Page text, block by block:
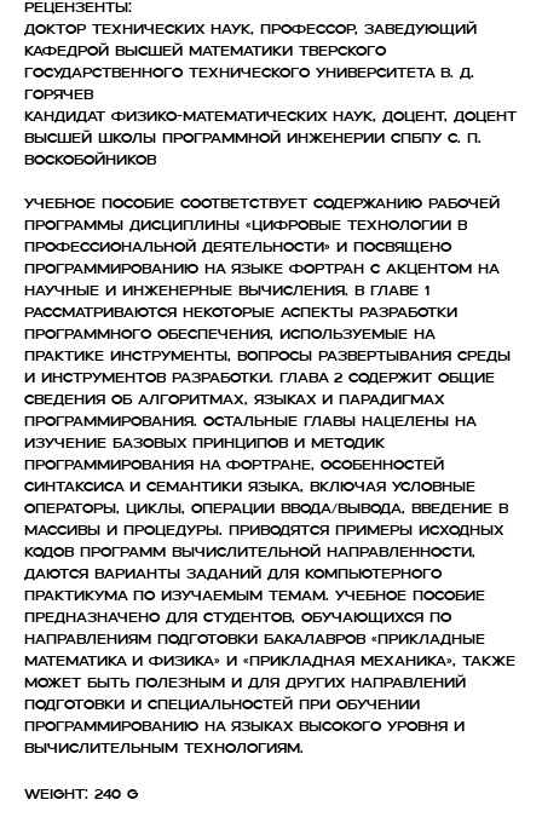
Рецензенты:
Доктор технических наук, профессор, заведующий
кафедрой высшей математики Тверского
государственного технического университета В. Д.
Горячев
Кандидат физико-математических наук, доцент, доцент
высшей школы программной инженерии СПбПУ С. П.
Воскобойников
Учебное пособие соответствует содержанию рабочей
программы дисциплины «Цифровые технологии в
профессиональной деятельности» и посвящено
программированию на языке Фортран с акцентом на
научные и инженерные вычисления. В главе 1
рассматриваются некоторые аспекты разработки
программного обеспечения, используемые на
практике инструменты, вопросы развертывания среды
и инструментов разработки. Глава 2 содержит общие
сведения об алгоритмах, языках и парадигмах
программирования. Остальные главы нацелены на
изучение базовых принципов и методик
программирования на Фортране, особенностей
синтаксиса и семантики языка, включая условные
операторы, циклы, операции ввода/вывода, введение в
массивы и процедуры. Приводятся примеры исходных
кодов программ вычислительной направленности,
даются варианты заданий для компьютерного
практикума по изучаемым темам. Учебное пособие
предназначено для студентов, обучающихся по
направлениям подготовки бакалавров «Прикладные
математика и физика» и «Прикладная механика», также
может быть полезным и для других направлений
подготовки и специальностей при обучении
программированию на языках высокого уровня и
вычислительным технологиям.
Weight: 240 g